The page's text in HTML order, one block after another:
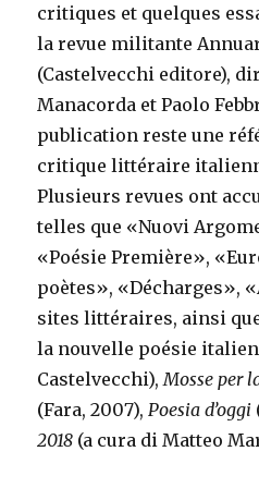
critiques et quelques
la revue militante
(Castelvecchi editore),
Manacorda et Paolo
publication reste une
critique littéraire
Plusieurs revues ont
telles que «Nuovi
«Poésie Première»,
poètes», «Décharges»,
sites littéraires, ainsi
la nouvelle poésie
Castelvecchi), Mosse per
(Fara, 2007), Poesia d’oggi
2018 (a cura di Matteo